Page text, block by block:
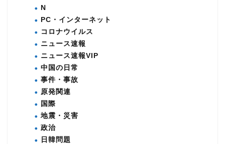
N
PC・インターネット
コロナウイルス
ニュース速報
ニュース速報VIP
中国の日常
事件・事故
原発関連
国際
地震・災害
政治
日韓問題